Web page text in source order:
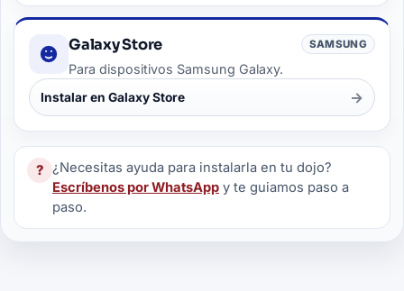
Galaxy Store SAMSUNG
Para dispositivos Samsung Galaxy.
Instalar en Galaxy Store →
? ¿Necesitas ayuda para instalarla en tu dojo?
Escríbenos por WhatsApp y te guiamos paso a
paso.